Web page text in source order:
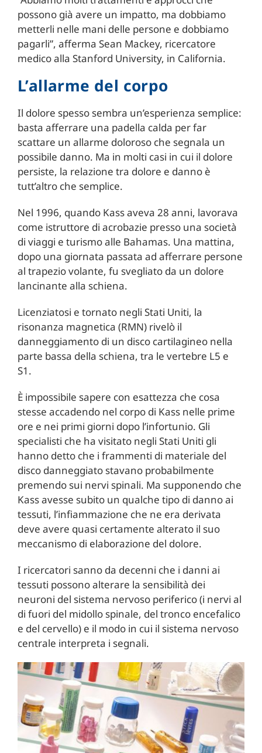
possono già avere un impatto, ma dobbiamo
metterli nelle mani delle persone e dobbiamo
pagarli”, afferma Sean Mackey, ricercatore
medico alla Stanford University, in California.
L’allarme del corpo
Il dolore spesso sembra un’esperienza semplice:
basta afferrare una padella calda per far
scattare un allarme doloroso che segnala un
possibile danno. Ma in molti casi in cui il dolore
persiste, la relazione tra dolore e danno è
tutt’altro che semplice.
Nel 1996, quando Kass aveva 28 anni, lavorava
come istruttore di acrobazie presso una società
di viaggi e turismo alle Bahamas. Una mattina,
dopo una giornata passata ad afferrare persone
al trapezio volante, fu svegliato da un dolore
lancinante alla schiena.
Licenziatosi e tornato negli Stati Uniti, la
risonanza magnetica (RMN) rivelò il
danneggiamento di un disco cartilagineo nella
parte bassa della schiena, tra le vertebre L5 e
S1.
È impossibile sapere con esattezza che cosa
stesse accadendo nel corpo di Kass nelle prime
ore e nei primi giorni dopo l’infortunio. Gli
specialisti che ha visitato negli Stati Uniti gli
hanno detto che i frammenti di materiale del
disco danneggiato stavano probabilmente
premendo sui nervi spinali. Ma supponendo che
Kass avesse subito un qualche tipo di danno ai
tessuti, l’infiammazione che ne era derivata
deve avere quasi certamente alterato il suo
meccanismo di elaborazione del dolore.
I ricercatori sanno da decenni che i danni ai
tessuti possono alterare la sensibilità dei
neuroni del sistema nervoso periferico (i nervi al
di fuori del midollo spinale, del tronco encefalico
e del cervello) e il modo in cui il sistema nervoso
centrale interpreta i segnali.